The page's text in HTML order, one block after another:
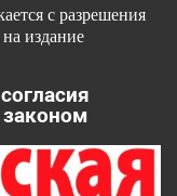
с разрешения
издание